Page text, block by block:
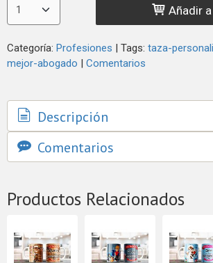
Añadir
Categoría: Profesiones Tags: taza-
mejor-abogado
Comentarios
Descripción
Comentarios
Productos Relacionados